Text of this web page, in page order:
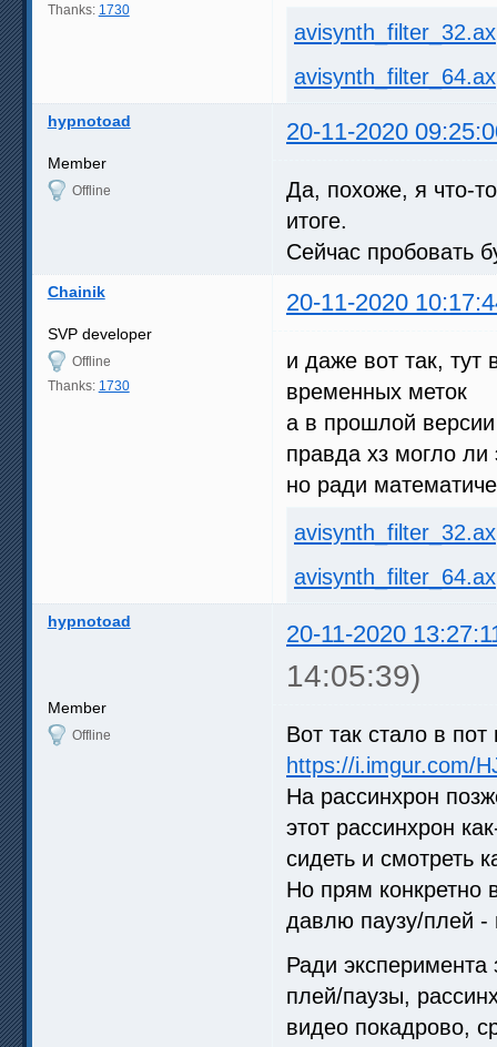
Thanks: 1730
avisynth_filter_32.ax
avisynth_filter_64.ax
hypnotoad 20-11-2020
Member
Offline
Да, похоже, я что-
итоге.
Сейчас пробовать
Chainik 20-11-2020
SVP developer
Offline
Thanks: 1730
и даже вот так, тут
временных меток
а в прошлой
правда хз могло ли
но ради
avisynth_filter_32.ax
avisynth_filter_64.ax
hypnotoad 20-11-2020
14:05:39)
Member
Offline
Вот так стало в
https://i.imgur.com/
На рассинхрон
этот рассинхрон
сидеть и смотреть
Но прям конкретно
давлю паузу/плей -
Ради
плей/паузы,
видео покадрово,